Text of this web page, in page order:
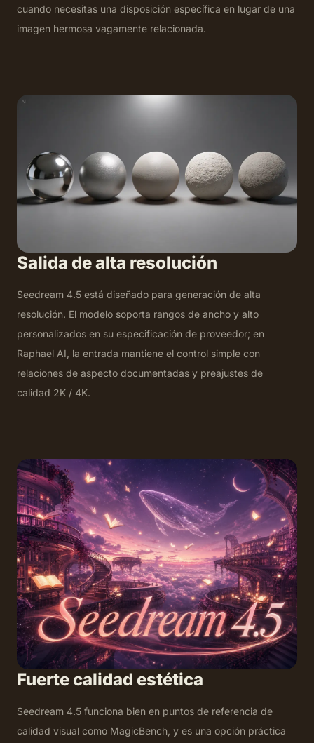
cuando necesitas una disposición específica en lugar de una
imagen hermosa vagamente relacionada.
Salida de alta resolución
Seedream 4.5 está diseñado para generación de alta
resolución. El modelo soporta rangos de ancho y alto
personalizados en su especificación de proveedor; en
Raphael AI, la entrada mantiene el control simple con
relaciones de aspecto documentadas y preajustes de
calidad 2K / 4K.
Fuerte calidad estética
Seedream 4.5 funciona bien en puntos de referencia de
calidad visual como MagicBench, y es una opción práctica